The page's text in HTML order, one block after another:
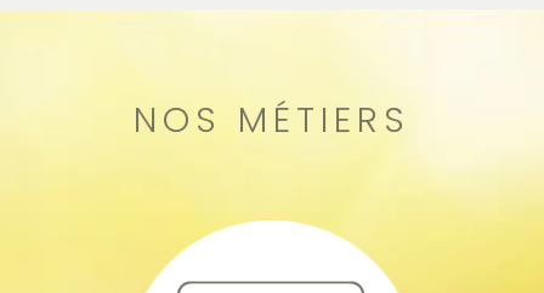
NOS MÉTIERS